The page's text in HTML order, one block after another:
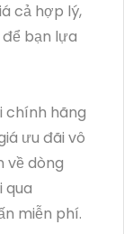
cả hợp lý,
bạn lựa
chính hãng
ưu đãi vô
về dòng
qua
miễn phí.